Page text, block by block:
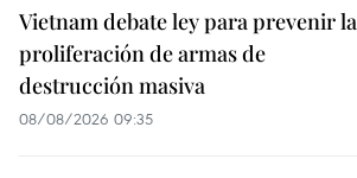
Vietnam debate ley para prevenir la
proliferación de armas de
destrucción masiva
08/08/2026 09:35